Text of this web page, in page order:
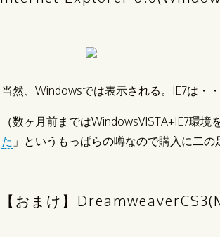
当然、Windowsでは表示される。IE7は・
（数ヶ月前まではWindowsVISTA+IE7環
た 」というもっぱらの噂なので購入に二の
【おまけ】